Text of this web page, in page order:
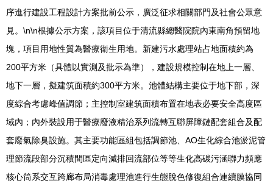
序進行建設工程設計方案批前公示，廣泛征求相關部門及社會公眾意
見。\n\n根據公示方案，該項目位于清流縣總醫院院內東南角預留地
塊，項目用地性質為醫療衛生用地。新建污水處理站占地面積約為
200平方米（具體以實測及批示為準），建設規模控制在地上一層、
地下一層，擬建筑面積約300平方米。池體結構主要位于地下部，深
度綜合考慮峰值調節；主控制室建筑面積布置在地表必要安全高度區
域內；內外裝設用于醫療廢液精治系列流轉互聯屏障鏈配套組合及配
套廢氣除臭設施。其主要功能區組包括調節池、AO生化綜合池淤泥管
理節流段部分沉積間區定向減排回流部位等等生化高碳污涵聯力頻應
核心筒系交互跨廊布局消毒處理池進行生態脫色修復組合連續膜協同